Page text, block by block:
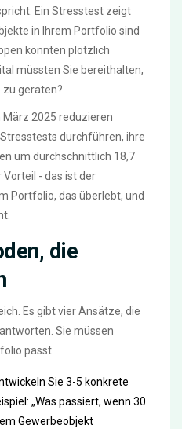
Ein Stresstest zeigt
in Ihrem Portfolio sind
könnten plötzlich
müssten Sie bereithalten,
zu geraten?
März 2025 reduzieren
durchführen, ihre
um durchschnittlich 18,7
Vorteil - das ist der
Portfolio, das überlebt, und
die
Es gibt vier Ansätze, die
Sie müssen
passt.
Sie 3-5 konkrete
„Was passiert, wenn 30
Gewerbeobjekt